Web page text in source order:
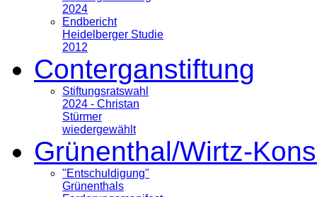
2024
Endbericht
Heidelberger Studie
2012
Conterganstiftung
Stiftungsratswahl
2024 - Christan
Stürmer
wiedergewählt
Grünenthal/Wirtz-
"Entschuldigung"
Grünenthals